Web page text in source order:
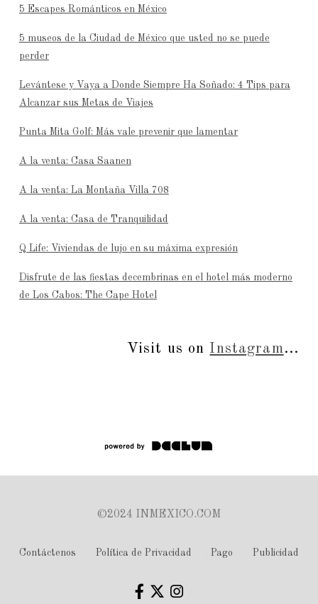
5 Escapes Románticos en México
5 museos de la Ciudad de México que usted no se puede
perder
Levántese y Vaya a Donde Siempre Ha Soñado: 4 Tips para
Alcanzar sus Metas de Viajes
Punta Mita Golf: Más vale prevenir que lamentar
A la venta: Casa Saanen
A la venta: La Montaña Villa 708
A la venta: Casa de Tranquilidad
Q Life: Viviendas de lujo en su máxima expresión
Disfrute de las fiestas decembrinas en el hotel más moderno
de Los Cabos: The Cape Hotel
Visit us on Instagram...
©2024 INMEXICO.COM
Contáctenos Política de Privacidad Pago Publicidad